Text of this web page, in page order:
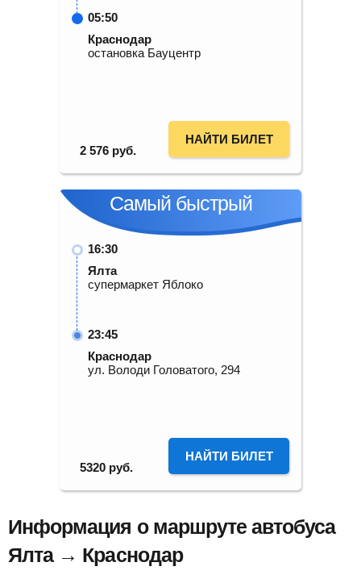
05:50
Краснодар
остановка Бауцентр
2 576 руб.
НАЙТИ БИЛЕТ
Самый быстрый
16:30
Ялта
супермаркет Яблоко
23:45
Краснодар
ул. Володи Головатого, 294
5320 руб.
НАЙТИ БИЛЕТ
Информация о маршруте автобуса
Ялта → Краснодар